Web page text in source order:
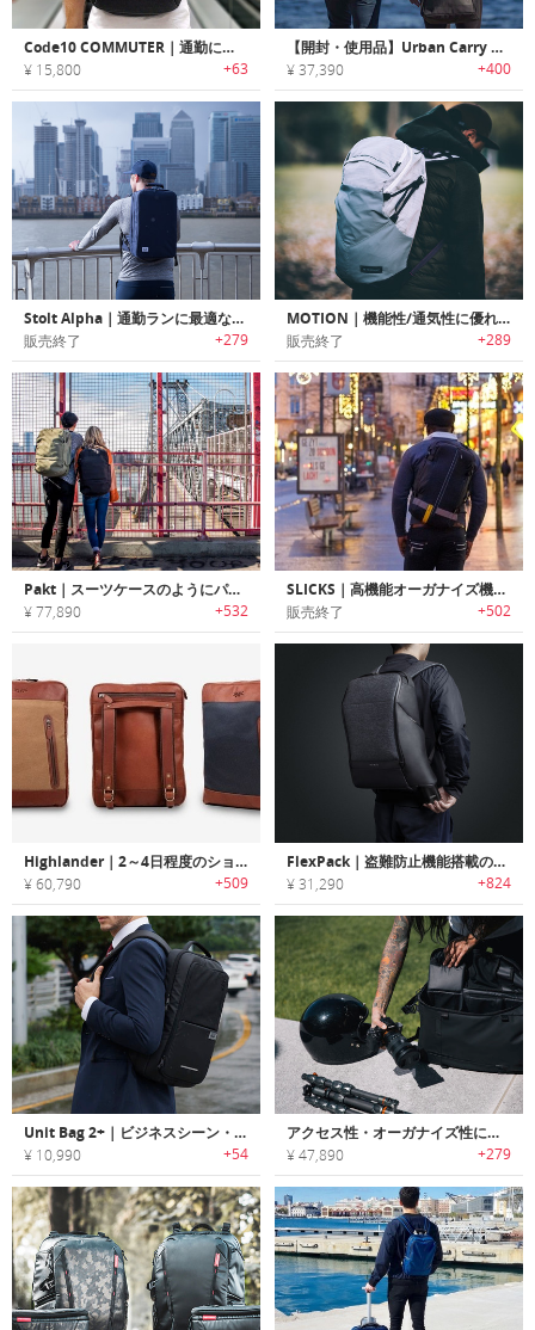
Code10 COMMUTER｜通勤に最適な防水/盗難防止機能搭載バックパック「Code10 コミューター」
¥ 15,800 +63
【開封・使用品】Urban Carry System｜耐久性・オーガナイズ・アクセス性に優れ都市生活に最適なトート・バックパック「アーバンキャリーシステム」
¥ 37,390 +400
Stolt Alpha｜通勤ランに最適なビジネスバックパック「ストルトアルファ」
販売終了 +279
MOTION｜機能性/通気性に優れたデザインバックパック「モーション」
販売終了 +289
Pakt｜スーツケースのようにパッキングできる多機能トラベルバックパック「パックト」
¥ 77,890 +532
SLICKS｜高機能オーガナイズ機能搭載3WAYトラベルバックパック「スリックス」
販売終了 +502
Highlander｜2～4日程度のショートトリップに最適な耐候性レザートラベルシステムバックパック「ハイランダー」
¥ 60,790 +509
FlexPack｜盗難防止機能搭載の多機能ダッフル/バックパック「フレックスパック」シリーズ
¥ 31,290 +824
Unit Bag 2+｜ビジネスシーン・旅行に最適な3 wayキャリーバックパック「ユニットバッグ2＋」
¥ 10,990 +54
アクセス性・オーガナイズ性に優れたフォトグラファーに最適なデイパック「DUO（デュオ）」
¥ 47,890 +279